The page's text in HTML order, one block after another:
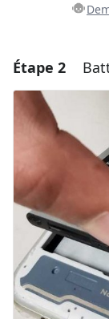
Ajouter
Étape 2